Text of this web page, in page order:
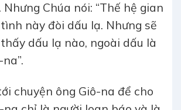
Chúa nói: “Thế hệ gian
này đòi dấu lạ. Nhưng sẽ
dấu lạ nào, ngoài dấu là
chuyện ông Giô-na để cho